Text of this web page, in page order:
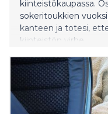
kiinteistökaupassa.
sokeritoukkien
kanteen ja totesi,
kiinteistön virhe.